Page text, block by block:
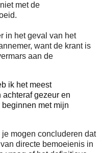
met de
in het geval van het
want de krant is
aan de
ik het meest
gezeur en
met mijn
mogen concluderen dat
directe bemoeienis in